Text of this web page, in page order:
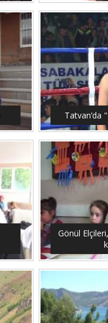
Tatvan’da
Gönül